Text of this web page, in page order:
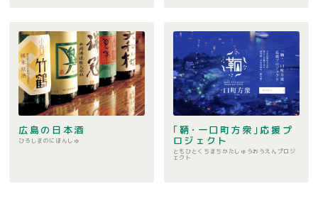
広島の日本酒
ひろしまのにほんしゅ
｢鞆･一口町方衆｣応援プ
ロジェクト
ともひとくちまちかたしゅうおうえんプロジ
ェクト